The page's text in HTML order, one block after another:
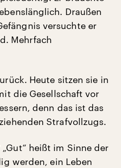
Draußen
versuchte er
Mehrfach
Heute sitzen sie in
die Gesellschaft vor
denn das ist das
Strafvollzugs.
heißt im Sinne der
werden, ein Leben